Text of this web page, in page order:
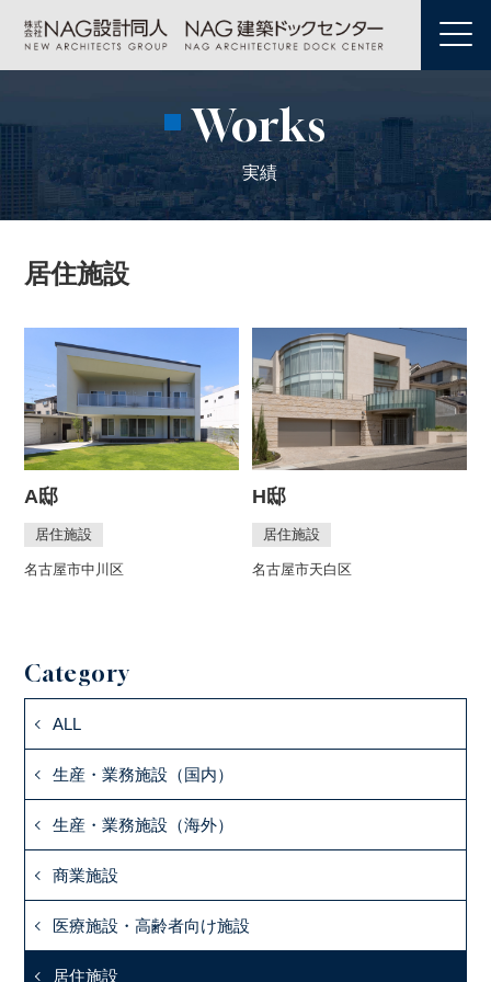
Works
実績
居住施設
A邸
居住施設
名古屋市中川区
H邸
居住施設
名古屋市天白区
Category
ALL
生産・業務施設（国内）
生産・業務施設（海外）
商業施設
医療施設・高齢者向け施設
居住施設